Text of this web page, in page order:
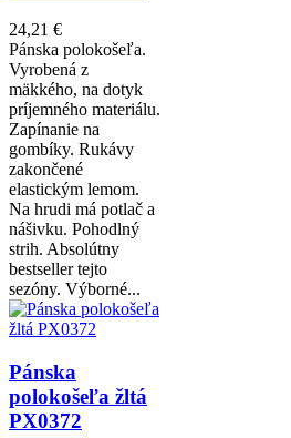
24,21 €
Pánska polokošeľa.
Vyrobená z
mäkkého, na dotyk
príjemného materiálu.
Zapínanie na
gombíky. Rukávy
zakončené
elastickým lemom.
Na hrudi má potlač a
nášivku. Pohodlný
strih. Absolútny
bestseller tejto
sezóny. Výborné...
Pánska
polokošeľa žltá
PX0372